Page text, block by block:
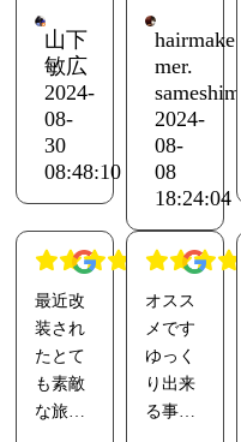
庭があ
るの
で、ウ
エット
スーツ
や水着
を水道
水で洗
って干
すこと
ができ
ます。
も3台く
らいは
止めれ
す。
た。近
くの温
泉の割
引券貰
えま
す。宿
んなで
ご飯を
食べて
お酒を
飲みま
した。
楽しい
山下
敏広
2024-
08-
30
08:48:10
てウチ
リーに
は最高
でし
た！あ
りがと
いまし
hairmake
mer.
sameshima
2024-
08-
08
18:24:04
最近改
装され
たとて
も素敵
な旅
オスス
メです
ゆっく
り出来
る事と